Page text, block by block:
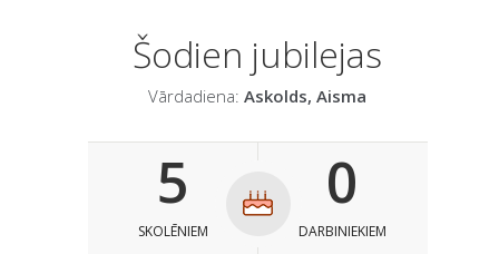
Šodien jubilejas
Vārdadiena:Askolds, Aisma
5
SKOLĒNIEM
0
DARBINIEKIEM